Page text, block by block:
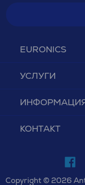
EURONICS
УСЛУГИ
КОНТАКТ
Copyright © 2026